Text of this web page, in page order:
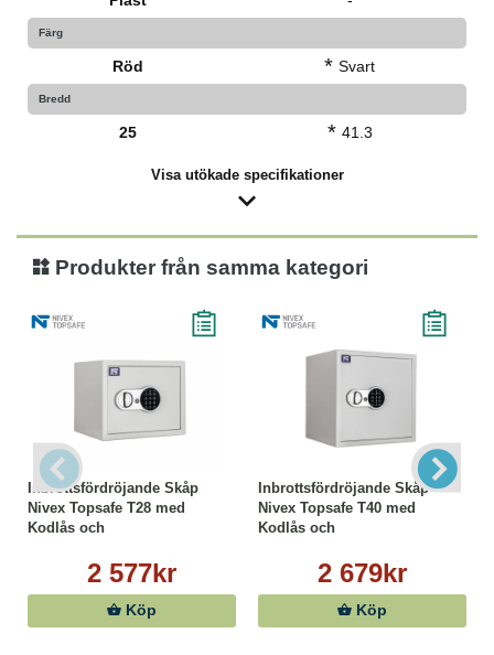
Färg
Röd * Svart
Bredd
25 * 41.3
Visa utökade specifikationer
Produkter från samma kategori
Inbrottsfördröjande Skåp
Nivex Topsafe T28 med
Kodlås och
2 577kr
Köp
Inbrottsfördröjande Skåp
Nivex Topsafe T40 med
Kodlås och
2 679kr
Köp